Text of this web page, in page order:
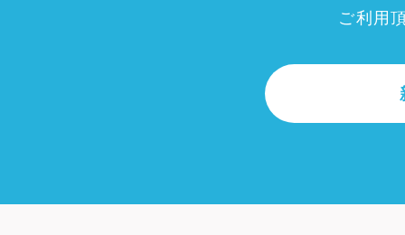
ご利用